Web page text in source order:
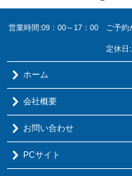
営業時間:09：00～17：00 ご予約
定休日
ホーム
会社概要
お問い合わせ
PCサイト